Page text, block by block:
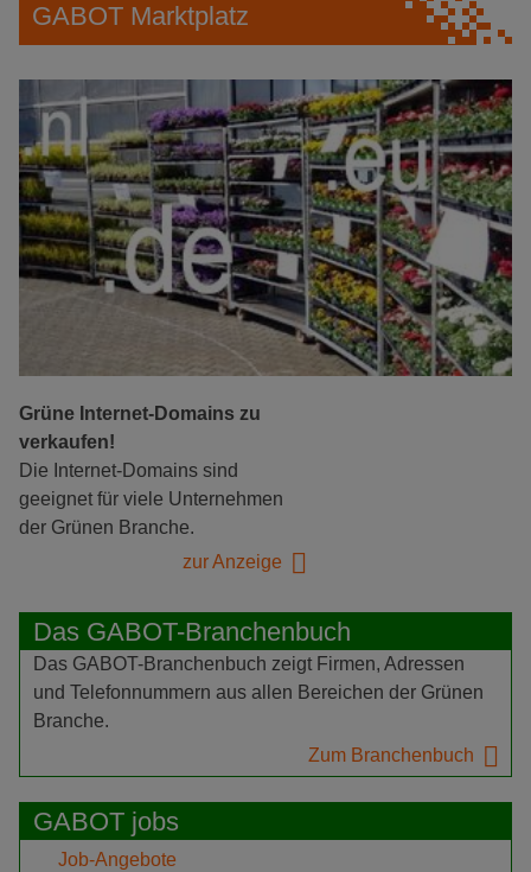
GABOT Marktplatz
Grüne Internet-Domains zu
verkaufen!
Die Internet-Domains sind
geeignet für viele Unternehmen
der Grünen Branche.
zur Anzeige
Das GABOT-Branchenbuch
Das GABOT-Branchenbuch zeigt Firmen, Adressen
und Telefonnummern aus allen Bereichen der Grünen
Branche.
Zum Branchenbuch
GABOT jobs
Job-Angebote